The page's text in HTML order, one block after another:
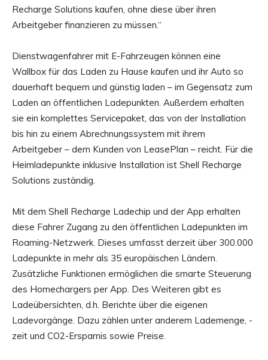
Recharge Solutions kaufen, ohne diese über ihren
Arbeitgeber finanzieren zu müssen.“
Dienstwagenfahrer mit E-Fahrzeugen können eine
Wallbox für das Laden zu Hause kaufen und ihr Auto so
dauerhaft bequem und günstig laden – im Gegensatz zum
Laden an öffentlichen Ladepunkten. Außerdem erhalten
sie ein komplettes Servicepaket, das von der Installation
bis hin zu einem Abrechnungssystem mit ihrem
Arbeitgeber – dem Kunden von LeasePlan – reicht. Für die
Heimladepunkte inklusive Installation ist Shell Recharge
Solutions zuständig.
Mit dem Shell Recharge Ladechip und der App erhalten
diese Fahrer Zugang zu den öffentlichen Ladepunkten im
Roaming-Netzwerk. Dieses umfasst derzeit über 300.000
Ladepunkte in mehr als 35 europäischen Ländern.
Zusätzliche Funktionen ermöglichen die smarte Steuerung
des Homechargers per App. Des Weiteren gibt es
Ladeübersichten, d.h. Berichte über die eigenen
Ladevorgänge. Dazu zählen unter anderem Lademenge, -
zeit und CO2-Ersparnis sowie Preise.